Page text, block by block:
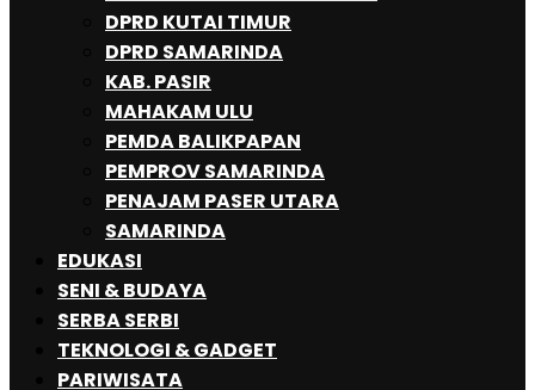
DPRD KUTAI TIMUR
DPRD SAMARINDA
KAB. PASIR
MAHAKAM ULU
PEMDA BALIKPAPAN
PEMPROV SAMARINDA
PENAJAM PASER UTARA
SAMARINDA
EDUKASI
SENI & BUDAYA
SERBA SERBI
TEKNOLOGI & GADGET
PARIWISATA